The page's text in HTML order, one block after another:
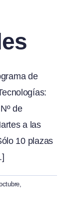
de
de
a las
10 plazas